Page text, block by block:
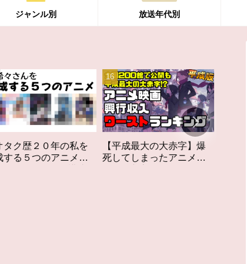
ジャンル別 放送年代別
【平成最大の大赤字】爆
死してしまったアニメ映
作家性の搾りかす「果て
しなきスカーレット」レ